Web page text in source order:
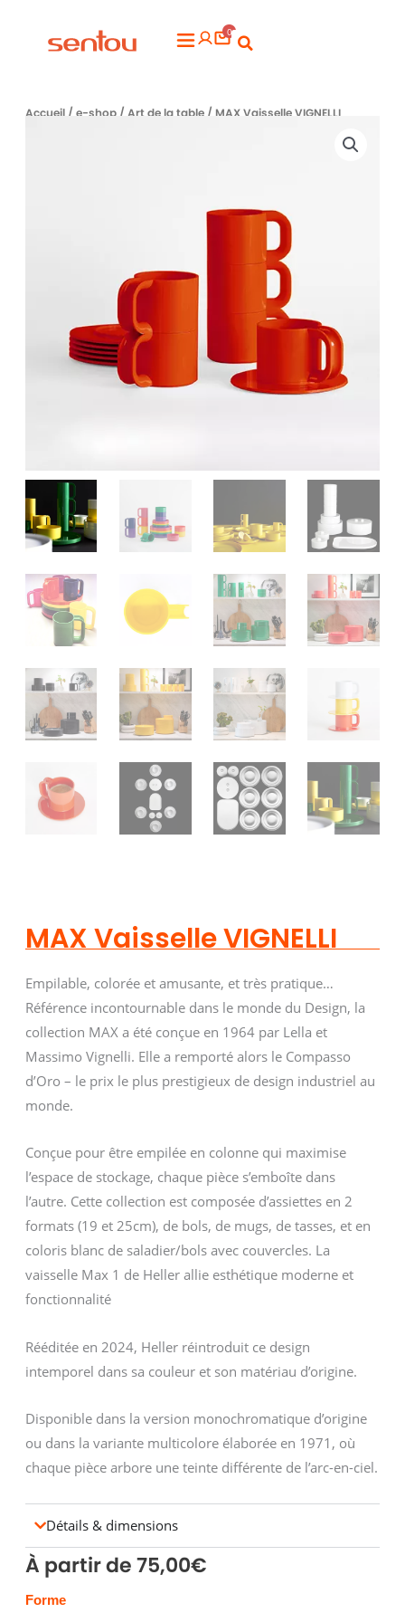
Flyout
0
Accueil/ e-shop/ Art de la table/ MAX Vaisselle VIGNELLI
MAX Vaisselle VIGNELLI
Empilable, colorée et amusante, et très pratique…
Référence incontournable dans le monde du Design, la
collection MAX a été conçue en 1964 par Lella et
Massimo Vignelli. Elle a remporté alors le Compasso
d’Oro – le prix le plus prestigieux de design industriel au
monde.
Conçue pour être empilée en colonne qui maximise
l’espace de stockage, chaque pièce s’emboîte dans
l’autre. Cette collection est composée d’assiettes en 2
formats (19 et 25cm), de bols, de mugs, de tasses, et en
coloris blanc de saladier/bols avec couvercles. La
vaisselle Max 1 de Heller allie esthétique moderne et
fonctionnalité
Rééditée en 2024, Heller réintroduit ce design
intemporel dans sa couleur et son matériau d’origine.
Disponible dans la version monochromatique d’origine
ou dans la variante multicolore élaborée en 1971, où
chaque pièce arbore une teinte différente de l’arc-en-ciel.
Détails & dimensions
À partir de75,00€
Forme
quantité